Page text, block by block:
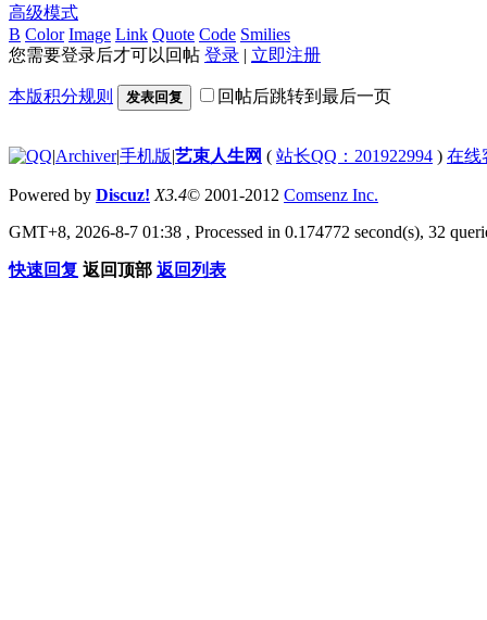
高级模式
B Color Image Link Quote Code Smilies
您需要登录后才可以回帖 登录 | 立即注册
本版积分规则 发表回复 回帖后跳转到最后一页
|Archiver|手机版|艺束人生网 ( 站长QQ：201922994 ) 在线
Powered by Discuz! X3.4© 2001-2012 Comsenz Inc.
GMT+8, 2026-8-7 01:38 , Processed in 0.174772 second(s), 32
快速回复 返回顶部 返回列表